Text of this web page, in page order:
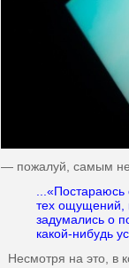
— пожалуй, самым
тех ощущений,
задумались о
какой-нибудь
Несмотря на это, в